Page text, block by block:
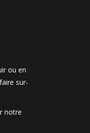
ou en
sur-
notre